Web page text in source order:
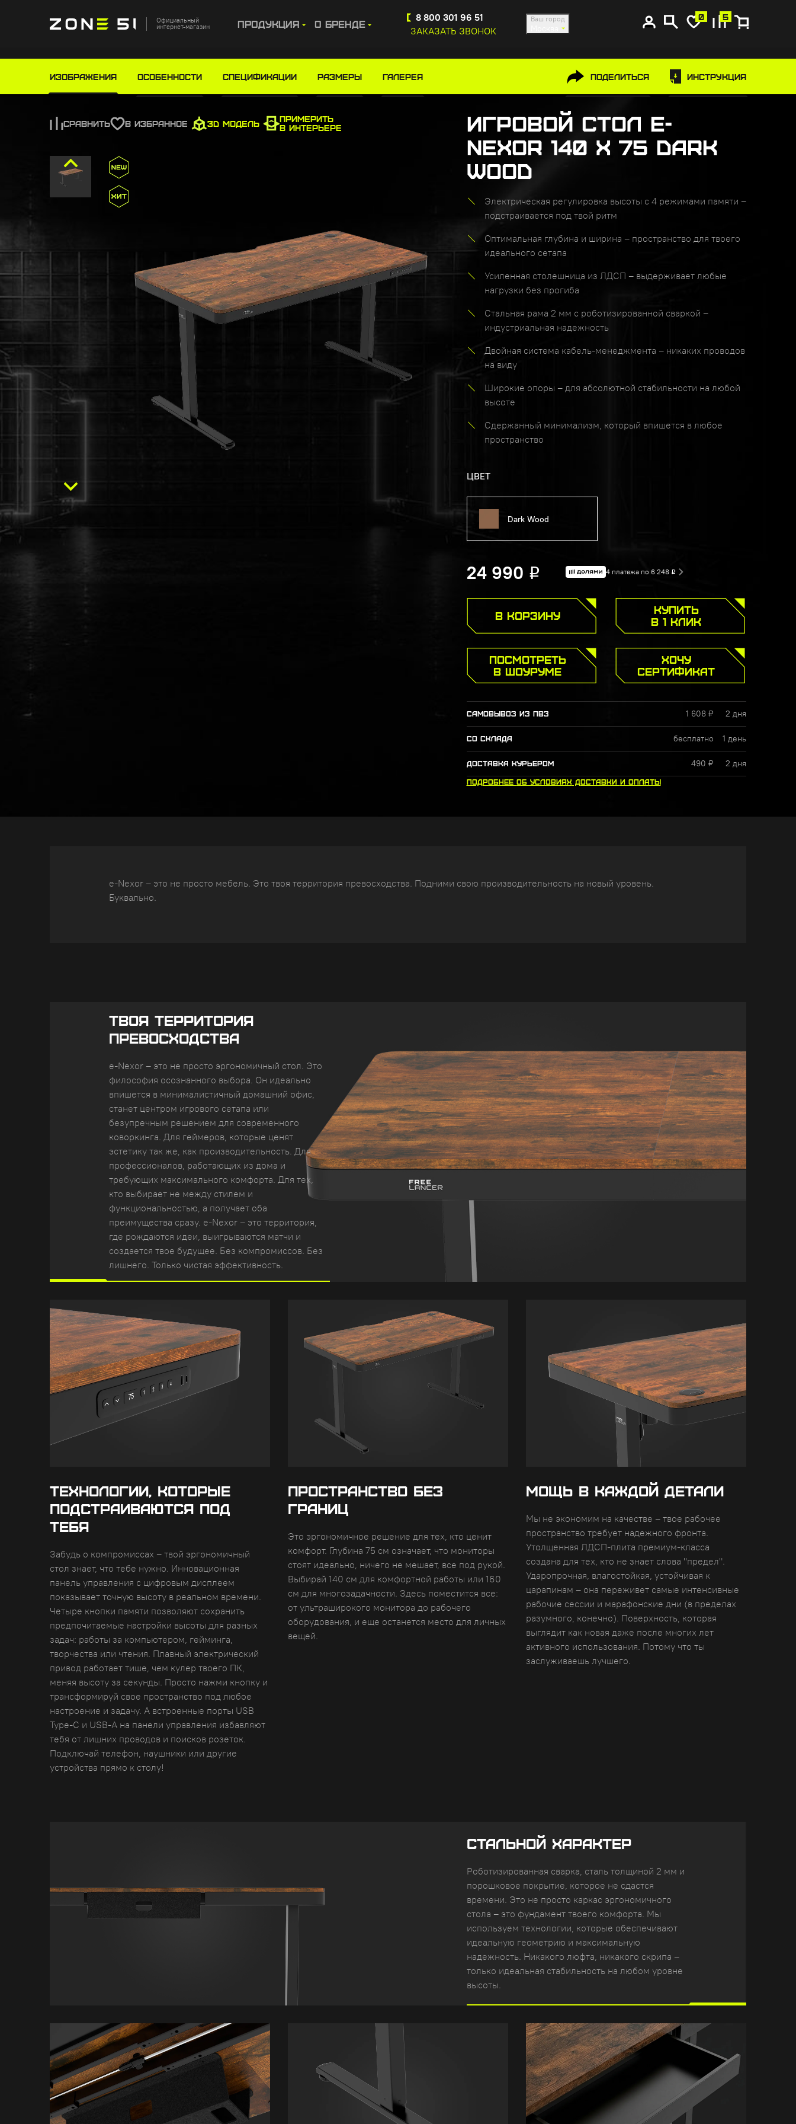
Официальный
интернет-магазин Продукция О бренде
8 800 301 96 51
ЗАКАЗАТЬ ЗВОНОК
Ваш город 0 5
Купите сейчас, платите потом
Изображения Особенности Спецификации Размеры ГАЛЕРЕЯ Поделиться Инструкция
Игровой стол e-
Nexor 140 x 75 Dark
Wood
Электрическая регулировка высоты с 4 режимами памяти –
подстраивается под твой ритм
Оптимальная глубина и ширина – пространство для твоего
идеального сетапа
Усиленная столешница из ЛДСП – выдерживает любые
нагрузки без прогиба
Стальная рама 2 мм с роботизированной сваркой –
индустриальная надежность
Двойная система кабель-менеджмента – никаких проводов
на виду
Широкие опоры – для абсолютной стабильности на любой
высоте
Сдержанный минимализм, который впишется в любое
пространство
СРАВНИТЬ В ИЗБРАННОЕ 3D МОДЕЛЬ
ПРИМЕРИТЬ
В ИНТЕРЬЕРЕ
ЦВЕТ
Dark Wood
24 990 Р 4 платежа по 6 248 Р
В КОРЗИНУ
КУПИТЬ
В 1 КЛИК
ПОСМОТРЕТЬ
В ШОУРУМЕ
ХОЧУ
СЕРТИФИКАТ
САМОВЫВОЗ ИЗ ПВЗ 1 608 ₽ 2 дня
СО СКЛАДА бесплатно 1 день
ДОСТАВКА КУРЬЕРОМ 490 ₽ 2 дня
ПОДРОБНЕЕ ОБ УСЛОВИЯХ ДОСТАВКИ И ОПЛАТЫ
e-Nexor – это не просто мебель. Это твоя территория превосходства. Подними свою производительность на новый уровень.
Буквально.
ТВОЯ ТЕРРИТОРИЯ
ПРЕВОСХОДСТВА
e-Nexor – это не просто эргономичный стол. Это
философия осознанного выбора. Он идеально
впишется в минималистичный домашний офис,
станет центром игрового сетапа или
безупречным решением для современного
коворкинга. Для геймеров, которые ценят
эстетику так же, как производительность. Для
профессионалов, работающих из дома и
требующих максимального комфорта. Для тех,
кто выбирает не между стилем и
функциональностью, а получает оба
преимущества сразу. e-Nexor – это территория,
где рождаются идеи, выигрываются матчи и
создается твое будущее. Без компромиссов. Без
лишнего. Только чистая эффективность.
ТЕХНОЛОГИИ, КОТОРЫЕ
ПОДСТРАИВАЮТСЯ ПОД
ТЕБЯ
Забудь о компромиссах – твой эргономичный
стол знает, что тебе нужно. Инновационная
панель управления с цифровым дисплеем
показывает точную высоту в реальном времени.
Четыре кнопки памяти позволяют сохранить
предпочитаемые настройки высоты для разных
задач: работы за компьютером, гейминга,
творчества или чтения. Плавный электрический
привод работает тише, чем кулер твоего ПК,
меняя высоту за секунды. Просто нажми кнопку и
трансформируй свое пространство под любое
настроение и задачу. А встроенные порты USB
Type-C и USB-A на панели управления избавляют
тебя от лишних проводов и поисков розеток.
Подключай телефон, наушники или другие
устройства прямо к столу!
ПРОСТРАНСТВО БЕЗ
ГРАНИЦ
Это эргономичное решение для тех, кто ценит
комфорт. Глубина 75 см означает, что мониторы
стоят идеально, ничего не мешает, все под рукой.
Выбирай 140 см для комфортной работы или 160
см для многозадачности. Здесь поместится все:
от ультраширокого монитора до рабочего
оборудования, и еще останется место для личных
вещей.
МОЩЬ В КАЖДОЙ ДЕТАЛИ
Мы не экономим на качестве – твое рабочее
пространство требует надежного фронта.
Утолщенная ЛДСП-плита премиум-класса
создана для тех, кто не знает слова "предел".
Ударопрочная, влагостойкая, устойчивая к
царапинам – она переживет самые интенсивные
рабочие сессии и марафонские дни (в пределах
разумного, конечно). Поверхность, которая
выглядит как новая даже после многих лет
активного использования. Потому что ты
заслуживаешь лучшего.
СТАЛЬНОЙ ХАРАКТЕР
Роботизированная сварка, сталь толщиной 2 мм и
порошковое покрытие, которое не сдастся
времени. Это не просто каркас эргономичного
стола – это фундамент твоего комфорта. Мы
используем технологии, которые обеспечивают
идеальную геометрию и максимальную
надежность. Никакого люфта, никакого скрипа –
только идеальная стабильность на любом уровне
высоты.